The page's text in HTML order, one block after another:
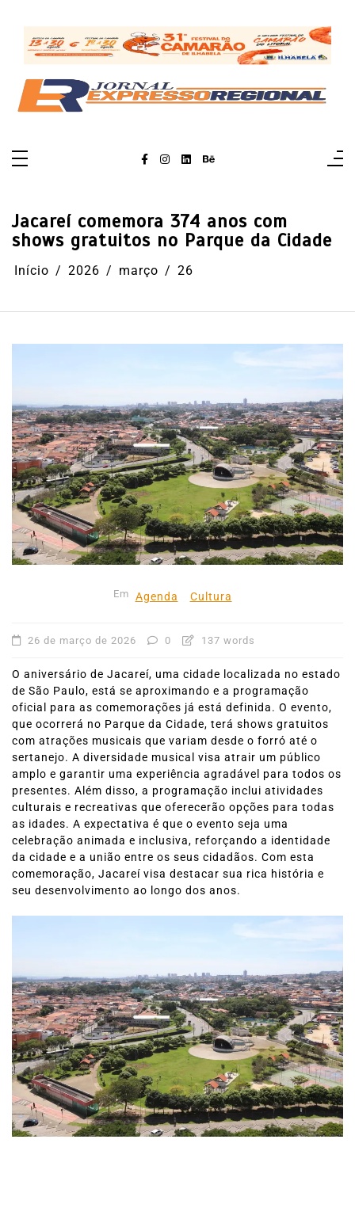
conteúdo
Jacareí comemora 374 anos com
shows gratuitos no Parque da Cidade
Início 2026 março 26
Em Agenda Cultura
26 de março de 2026 0 137 words
O aniversário de Jacareí, uma cidade localizada no estado
de São Paulo, está se aproximando e a programação
oficial para as comemorações já está definida. O evento,
que ocorrerá no Parque da Cidade, terá shows gratuitos
com atrações musicais que variam desde o forró até o
sertanejo. A diversidade musical visa atrair um público
amplo e garantir uma experiência agradável para todos os
presentes. Além disso, a programação inclui atividades
culturais e recreativas que oferecerão opções para todas
as idades. A expectativa é que o evento seja uma
celebração animada e inclusiva, reforçando a identidade
da cidade e a união entre os seus cidadãos. Com esta
comemoração, Jacareí visa destacar sua rica história e
seu desenvolvimento ao longo dos anos.